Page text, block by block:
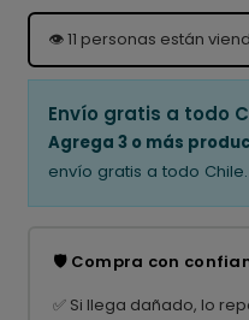
👁️11 personas están
Envío gratis a todo
Agrega 3 o más
envío gratis a todo
🛡️ Compra con
✅ Si llega dañado, lo